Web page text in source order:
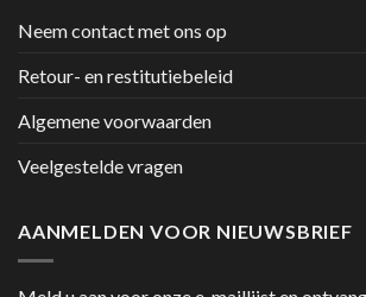
Neem contact met ons op
Retour- en restitutiebeleid
Algemene voorwaarden
Veelgestelde vragen
AANMELDEN VOOR NIEUWSBRIEF